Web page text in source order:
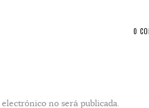
0
no será publicada.